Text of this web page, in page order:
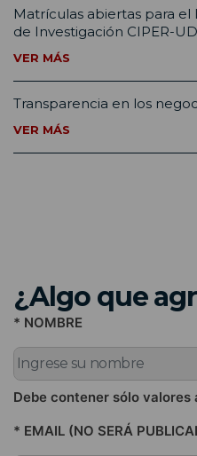
Matrículas abiertas para
de Investigación CIPER-
VER MÁS
Transparencia en los
VER MÁS
¿Algo que
* NOMBRE
Debe contener sólo
* EMAIL (NO SERÁ